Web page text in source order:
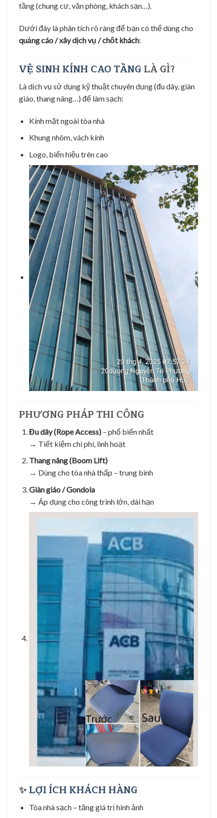
tầng (chung cư, văn phòng, khách sạn…).
Dưới đây là phân tích rõ ràng để bạn có thể dùng cho
quảng cáo / xây dịch vụ / chốt khách:
VỆ SINH KÍNH CAO TẦNGLÀ GÌ?
Là dịch vụ sử dụng kỹ thuật chuyên dụng (đu dây, giàn
giáo, thang nâng…) để làm sạch:
Kính mặt ngoài tòa nhà
Khung nhôm, vách kính
Logo, biển hiệu trên cao
PHƯƠNG PHÁP THI CÔNG
Đu dây (Rope Access)– phổ biến nhất
→ Tiết kiệm chi phí, linh hoạt
Thang nâng (Boom Lift)
→ Dùng cho tòa nhà thấp – trung bình
Giàn giáo / Gondola
→ Áp dụng cho công trình lớn, dài hạn
✨LỢI ÍCH KHÁCH HÀNG
Tòa nhà sạch – tăng giá trị hình ảnh